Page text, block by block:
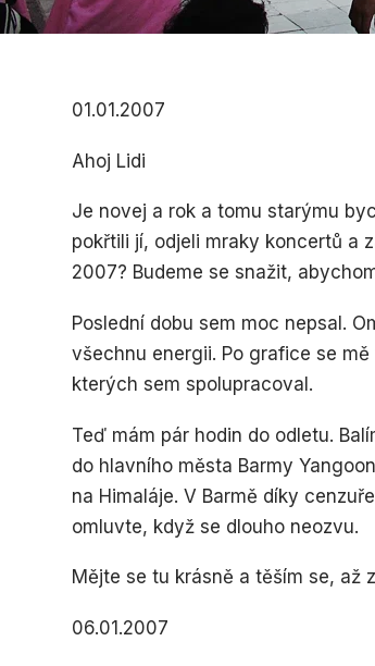
01.01.2007
Ahoj Lidi
Je novej a rok a tomu starýmu
pokřtili jí, odjeli mraky koncertů a
2007? Budeme se snažit,
Poslední dobu sem moc nepsal.
všechnu energii. Po grafice se
kterých sem spolupracoval.
Teď mám pár hodin do odletu.
do hlavního města Barmy
na Himaláje. V Barmě díky
omluvte, když se dlouho neozvu.
Mějte se tu krásně a těším se, až
06.01.2007